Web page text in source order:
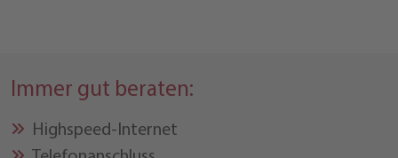
Immer gut beraten:
Highspeed-Internet